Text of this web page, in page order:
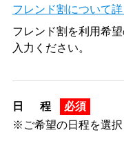
フレンド割について
フレンド割を利用希
入力ください。
日 程
必須
※ご希望の日程を選択